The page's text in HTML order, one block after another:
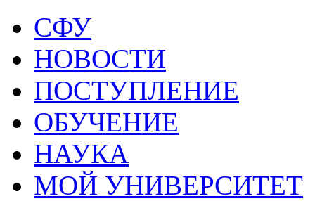
СФУ
НОВОСТИ
ПОСТУПЛЕНИЕ
ОБУЧЕНИЕ
НАУКА
МОЙ УНИВЕРСИТЕТ